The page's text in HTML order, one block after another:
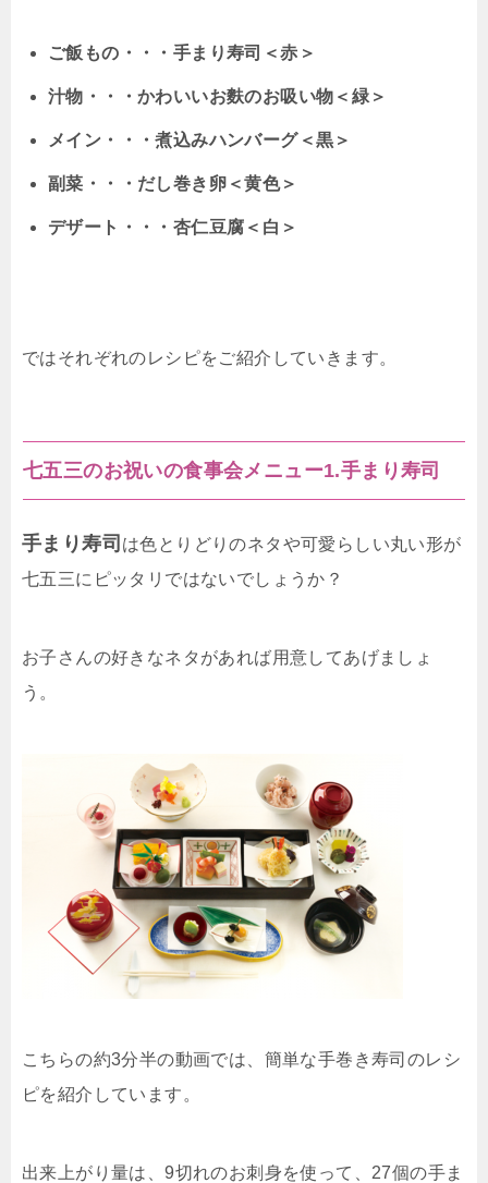
ご飯もの・・・手まり寿司＜赤＞
汁物・・・かわいいお麩のお吸い物＜緑＞
メイン・・・煮込みハンバーグ＜黒＞
副菜・・・だし巻き卵＜黄色＞
デザート・・・杏仁豆腐＜白＞
ではそれぞれのレシピをご紹介していきます。
七五三のお祝いの食事会メニュー1.手まり寿司
手まり寿司 は色とりどりのネタや可愛らしい丸い形が
七五三にピッタリではないでしょうか？
お子さんの好きなネタがあれば用意してあげましょ
う。
こちらの約3分半の動画では、簡単な手巻き寿司のレシ
ピを紹介しています。
出来上がり量は、9切れのお刺身を使って、27個の手ま